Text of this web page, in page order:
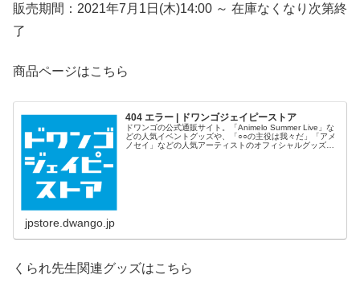
販売期間：2021年7月1日(木)14:00 ～ 在庫なくなり次第終
了
商品ページはこちら
404 エラー | ドワンゴジェイピーストア
ドワンゴの公式通販サイト。「Animelo Summer Live」な
どの人気イベントグッズや、「○○の主役は我々だ」「アメ
ノセイ」などの人気アーティストのオフィシャルグッズ、
jpstore.dwango.jp
くられ先生関連グッズはこちら